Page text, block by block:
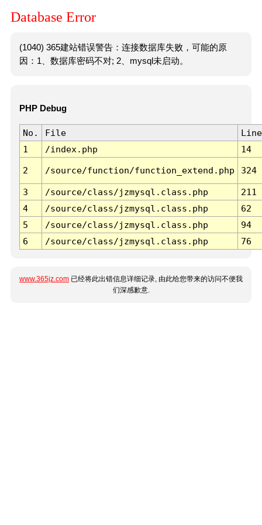
Database Error
(1040) 365建站错误警告：连接数据库失败，可能的原
因：1、数据库密码不对; 2、mysql未启动。
PHP Debug
No. File
Line
1
/index.php 14
2 /source/function/function_extend.php 324
3 /source/class/jzmysql.class.php
211
4
/source/class/jzmysql.class.php
62
5
/source/class/jzmysql.class.php
94
6
/source/class/jzmysql.class.php 76
www.365jz.com 已经将此出错信息详细记录, 由此给您带来的访问不便我
们深感歉意.